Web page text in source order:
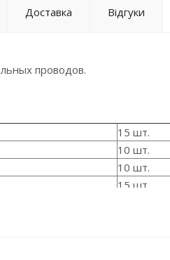
Доставка Відгуки
проводов.
15 шт.
10 шт.
10 шт.
15 шт.